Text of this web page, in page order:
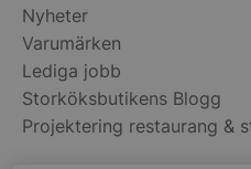
Nyheter
Varumärken
Lediga jobb
Storköksbutikens Blogg
Projektering restaurang &
__lc_cst
{32}